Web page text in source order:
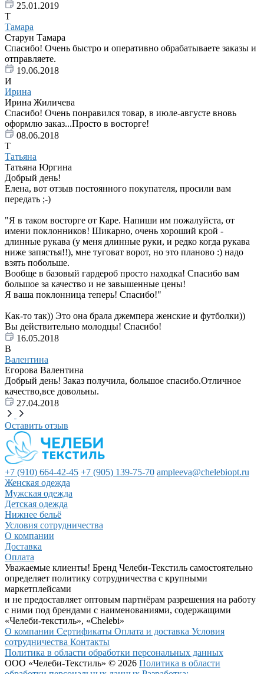
25.01.2019
Т
Тамара
Старун Тамара
Спасибо! Очень быстро и оперативно обрабатываете заказы и
отправляете.
19.06.2018
И
Ирина
Ирина Жиличева
Спасибо! Очень понравился товар, в июле-августе вновь
оформлю заказ...Просто в восторге!
08.06.2018
Т
Татьяна
Татьяна Юргина
Добрый день!
Елена, вот отзыв постоянного покупателя, просили вам
передать ;-)
"Я в таком восторге от Каре. Напиши им пожалуйста, от
имени поклонников! Шикарно, очень хороший крой -
длинные рукава (у меня длинные руки, и редко когда рукава
ниже запястья!!), мне туговат ворот, но это планово :) надо
взять побольше.
Вообще в базовый гардероб просто находка! Спасибо вам
большое за качество и не завышенные цены!
Я ваша поклонница теперь! Спасибо!"
Как-то так)) Это она брала джемпера женские и футболки))
Вы действительно молодцы! Спасибо!
16.05.2018
В
Валентина
Егорова Валентина
Добрый день! Заказ получила, большое спасибо.Отличное
качество,все довольны.
27.04.2018
Оставить отзыв
+7 (910) 664-42-45 +7 (905) 139-75-70 ampleeva@chelebiopt.ru
Женская одежда
Мужская одежда
Детская одежда
Нижнее бельё
Условия сотрудничества
О компании
Доставка
Оплата
Уважаемые клиенты! Бренд Челеби-Текстиль самостоятельно
определяет политику сотрудничества с крупными
маркетплейсами
и не предоставляет оптовым партнёрам разрешения на работу
с ними под брендами с наименованиями, содержащими
«Челеби-текстиль», «Chelebi»
О компании Сертификаты Оплата и доставка Условия
сотрудничества Контакты
Политика в области обработки персональных данных
ООО «Челеби-Текстиль» © 2026 Политика в области